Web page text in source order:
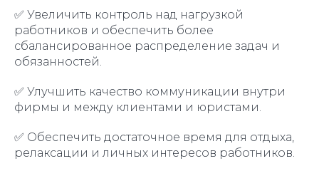
✅ Увеличить контроль над нагрузкой
работников и обеспечить более
сбалансированное распределение задач и
обязанностей.
✅ Улучшить качество коммуникации внутри
фирмы и между клиентами и юристами.
✅ Обеспечить достаточное время для отдыха,
релаксации и личных интересов работников.